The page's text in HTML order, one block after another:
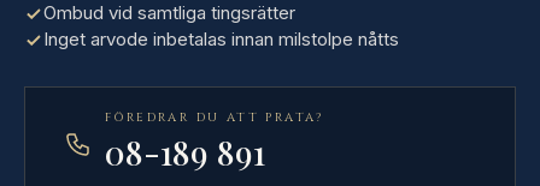
Ombud vid samtliga tingsrätter
Inget arvode inbetalas innan milstolpe nåtts
FÖREDRAR DU ATT PRATA?
08-189 891